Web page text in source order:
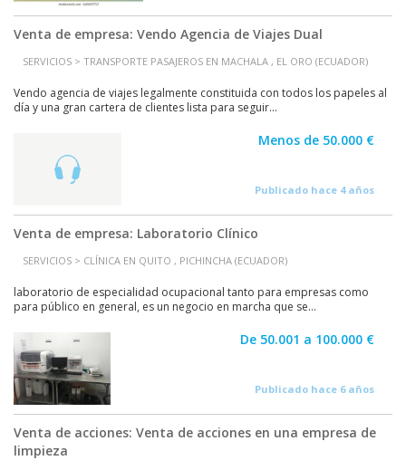
Venta de empresa: Vendo Agencia de Viajes Dual
SERVICIOS > TRANSPORTE PASAJEROS EN MACHALA , EL ORO (ECUADOR)
Vendo agencia de viajes legalmente constituida con todos los papeles al
día y una gran cartera de clientes lista para seguir...
Menos de 50.000 €
Publicado hace 4 años
Venta de empresa: Laboratorio Clínico
SERVICIOS > CLÍNICA EN QUITO , PICHINCHA (ECUADOR)
laboratorio de especialidad ocupacional tanto para empresas como
para público en general, es un negocio en marcha que se...
De 50.001 a 100.000 €
Publicado hace 6 años
Venta de acciones: Venta de acciones en una empresa de
limpieza